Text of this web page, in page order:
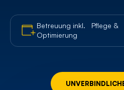
Betreuung inkl. Pflege &
Optimierung